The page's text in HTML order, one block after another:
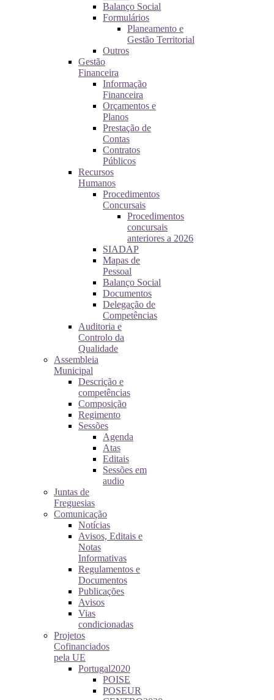
Balanço Social
Formulários
Planeamento e
Gestão Territorial
Outros
Gestão
Financeira
Informação
Financeira
Orçamentos e
Planos
Prestação de
Contas
Contratos
Públicos
Recursos
Humanos
Procedimentos
Concursais
Procedimentos
concursais
anteriores a 2026
SIADAP
Mapas de
Pessoal
Balanço Social
Documentos
Delegação de
Competências
Auditoria e
Controlo da
Qualidade
Assembleia
Municipal
Descrição e
competências
Composição
Regimento
Sessões
Agenda
Atas
Editais
Sessões em
audio
Juntas de
Freguesias
Comunicação
Notícias
Avisos, Editais e
Notas
Informativas
Regulamentos e
Documentos
Publicações
Avisos
Vias
condicionadas
Projetos
Cofinanciados
pela UE
Portugal2020
POISE
POSEUR